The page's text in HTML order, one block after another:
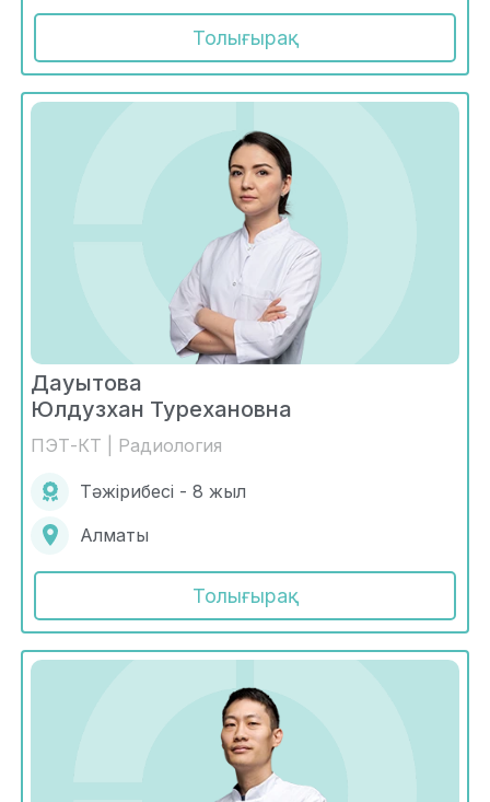
Толығырақ
Дауытова
Юлдузхан Турехановна
ПЭТ-КТ | Радиология
Тәжірибесі - 8 жыл
Алматы
Толығырақ